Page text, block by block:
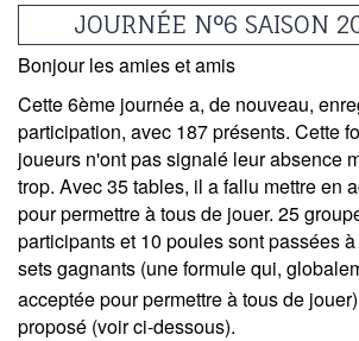
JOURNÉE N°6 SAISON
Bonjour les amies et amis
Cette 6ème journée a, de nouveau,
participation, avec 187 présents. Cette
joueurs n'ont pas signalé leur absence
trop. Avec 35 tables, il a fallu mettre en
pour permettre à tous de jouer. 25
participants et 10 poules sont passées
sets gagnants (une formule qui,
acceptée pour permettre à tous de
proposé (voir ci-dessous).